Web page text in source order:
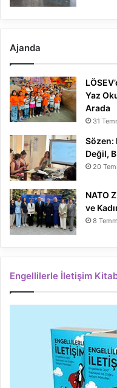
Ajanda
Yaz
Arada
31
Sözen:
Değil,
20
NATO
ve
8
Engellilerle İletişim